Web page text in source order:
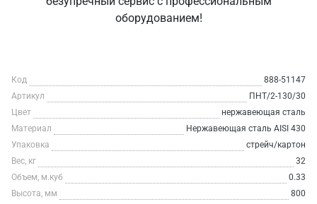
оборудованием!
Код
888-51147
Артикул
ПНТ/2-130/30
Цвет
нержавеющая сталь
Материал
Нержавеющая сталь AISI 430
Упаковка
стрейч/картон
Вес, кг
32
Объем, м.куб
0.33
Высота, мм
800